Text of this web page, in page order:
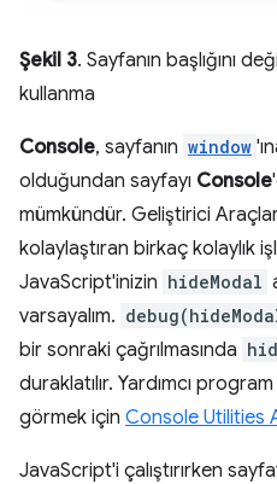
Şekil 3. Sayfanın başlığını
kullanma
Console, sayfanın window
olduğundan sayfayı Console
mümkündür. Geliştirici
kolaylaştıran birkaç kolaylık
JavaScript'inizin hideModal
varsayalım.
bir sonraki çağrılmasında
duraklatılır. Yardımcı
görmek için Console Utilities
JavaScript'i çalıştırırken